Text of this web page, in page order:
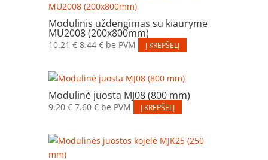
Modulinis uždengimas su kiauryme
MU2008 (200x800mm)
10.21 € 8.44 €be PVM Į KREPŠELĮ
Modulinė juosta MJ08 (800 mm)
9.20 € 7.60 €be PVM Į KREPŠELĮ